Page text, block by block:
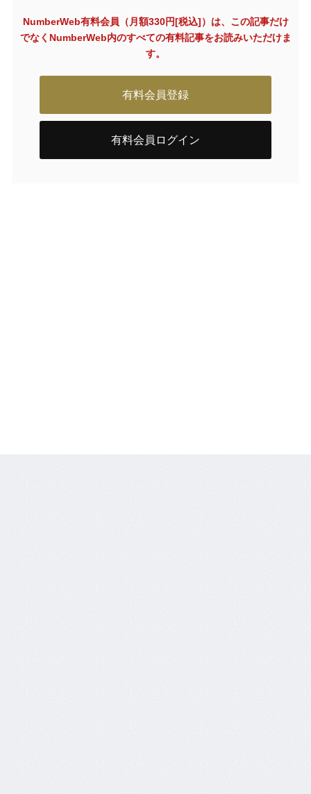
NumberWeb有料会員（月額330円[税込]）は、この記事だけ
でなく NumberWeb内のすべての有料記事をお読みいただけま
す。
有料会員登録
有料会員ログイン